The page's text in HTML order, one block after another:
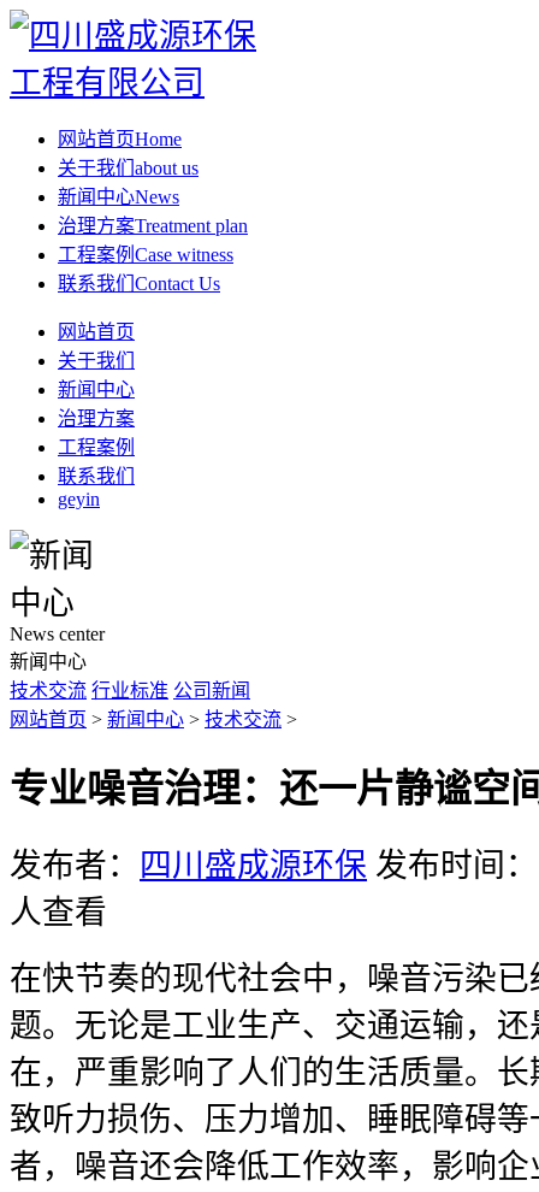
网站首页Home
关于我们 about us
新闻中心News
治理方案Treatment plan
工程案例 Case witness
联系我们 Contact Us
网站首页
关于我们
新闻中心
治理方案
工程案例
联系我们
geyin
News center
新闻中心
技术交流 行业标准 公司新闻
网站首页 > 新闻中心 > 技术交流 >
专业噪音治理：还一片静谧空
发布者： 四川盛成源环保 发布时间
人查看
在快节奏的现代社会中，噪音污染
题。无论是工业生产、交通运输，
在，严重影响了人们的生活质量。
致听力损伤、压力增加、睡眠障碍
者，噪音还会降低工作效率，影响